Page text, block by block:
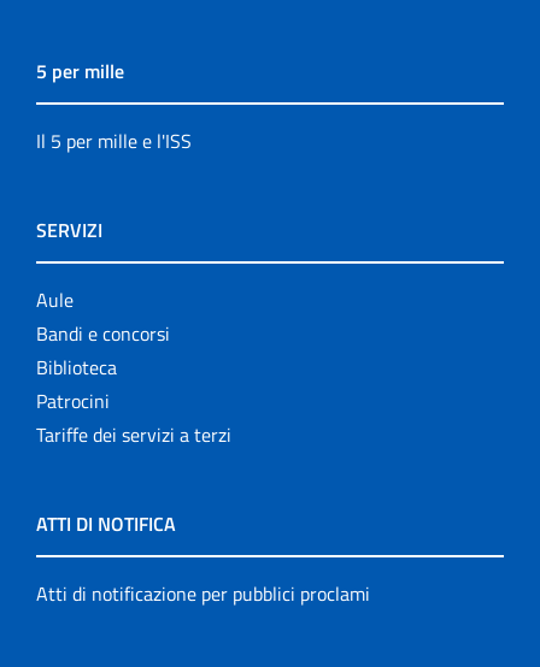
5 per mille
Il 5 per mille e l'ISS
SERVIZI
Aule
Bandi e concorsi
Biblioteca
Patrocini
Tariffe dei servizi a terzi
ATTI DI NOTIFICA
Atti di notificazione per pubblici proclami